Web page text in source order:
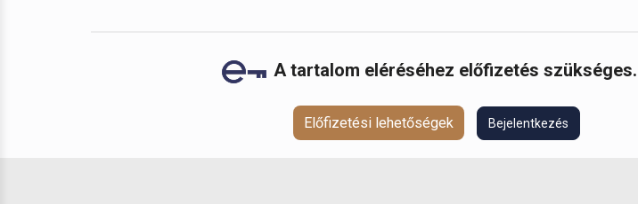
A tartalom eléréséhez előfizetés szükséges.
Előfizetési lehetőségek Bejelentkezés